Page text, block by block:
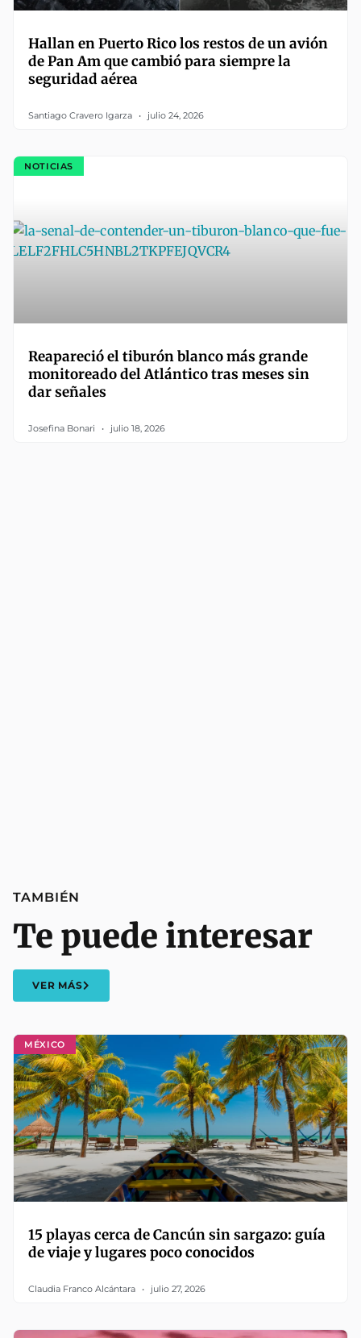
Hallan en Puerto Rico los restos de un avión
de Pan Am que cambió para siempre la
seguridad aérea
Santiago Cravero Igarza julio 24, 2026
NOTICIAS
Reapareció el tiburón blanco más grande
monitoreado del Atlántico tras meses sin
dar señales
Josefina Bonari julio 18, 2026
MÉXICO
15 playas cerca de Cancún sin sargazo: guía
de viaje y lugares poco conocidos
Claudia Franco Alcántara julio 27, 2026
TAMBIÉN
Te puede interesar
VER MÁS